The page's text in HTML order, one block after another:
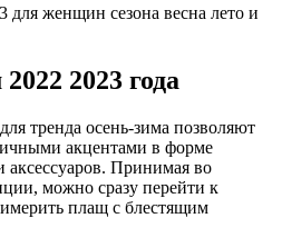
2023 года
тренда осень-зима позволяют
акцентами в форме
аксессуаров. Принимая во
можно сразу перейти к
плащ с блестящим